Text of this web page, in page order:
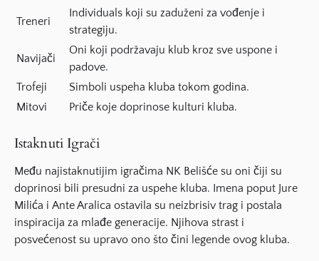
Treneri
Individuals koji su zaduženi za vođenje i
strategiju.
Navijači
Oni koji podržavaju klub kroz sve uspone i
padove.
Trofeji
Simboli uspeha kluba tokom godina.
Mitovi
Priče koje doprinose kulturi kluba.
Istaknuti Igrači
Među najistaknutijim igračima NK Belišće su oni čiji su
doprinosi bili presudni za uspehe kluba. Imena poput Jure
Milića i Ante Aralica ostavila su neizbrisiv trag i postala
inspiracija za mlađe generacije. Njihova strast i
posvećenost su upravo ono što čini legende ovog kluba.